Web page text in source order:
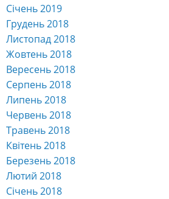
Січень 2019
Грудень 2018
Листопад 2018
Жовтень 2018
Вересень 2018
Серпень 2018
Липень 2018
Червень 2018
Травень 2018
Квітень 2018
Березень 2018
Лютий 2018
Січень 2018